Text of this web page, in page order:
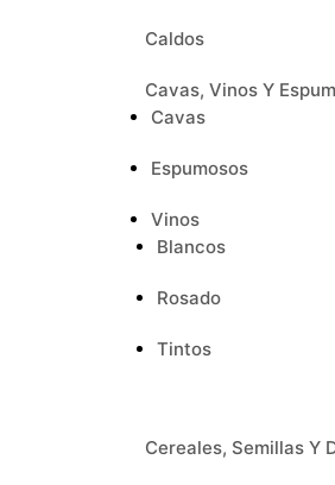
Caldos
Cavas, Vinos Y
Cavas
Espumosos
Vinos
Blancos
Rosado
Tintos
Cereales, Semillas Y